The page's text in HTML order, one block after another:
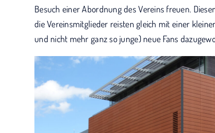
Besuch einer Abordnung des Vereins freuen.
die Vereinsmitglieder reisten gleich mit einer
und nicht mehr ganz so junge) neue Fans